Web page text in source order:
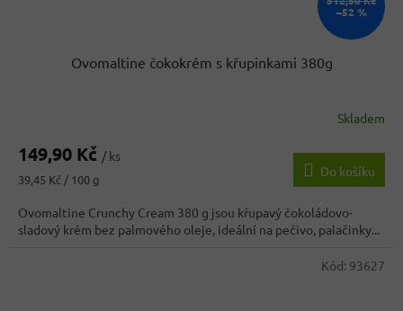
–52 %
Ovomaltine čokokrém s křupinkami 380g
produktu
3,9
z
5
hvězdiček.
Skladem
149,90 Kč / ks
Měrná
39,45 Kč / 100 g
Do košíku
Ovomaltine Crunchy Cream 380 g jsou křupavý čokoládovo-
sladový krém bez palmového oleje, ideální na pečivo, palačinky...
Kód: 93627